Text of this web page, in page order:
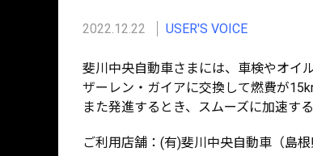
2022.12.22 USER'S VOICE
斐川中央自動車さまには、車検やオイ
ザーレン・ガイアに交換して燃費が
また発進するとき、スムーズに加速する
ご利用店舗：(有)斐川中央自動車（島根